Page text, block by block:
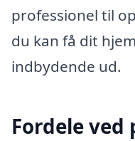
professionel til
du kan få dit
indbydende ud.
Fordele ved